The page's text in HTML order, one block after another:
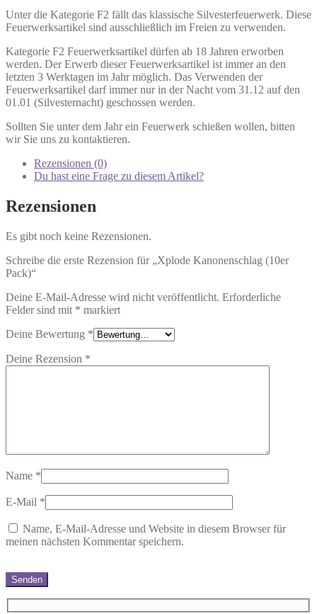
Unter die Kategorie F2 fällt das klassische Silvesterfeuerwerk. Diese
Feuerwerksartikel sind ausschließlich im Freien zu verwenden.
Kategorie F2 Feuerwerksartikel dürfen ab 18 Jahren erworben
werden. Der Erwerb dieser Feuerwerksartikel ist immer an den
letzten 3 Werktagen im Jahr möglich. Das Verwenden der
Feuerwerksartikel darf immer nur in der Nacht vom 31.12 auf den
01.01 (Silvesternacht) geschossen werden.
Sollten Sie unter dem Jahr ein Feuerwerk schießen wollen, bitten
wir Sie uns zu kontaktieren.
Rezensionen (0)
Du hast eine Frage zu diesem Artikel?
Rezensionen
Es gibt noch keine Rezensionen.
Schreibe die erste Rezension für „Xplode Kanonenschlag (10er
Pack)“
Deine E-Mail-Adresse wird nicht veröffentlicht. Erforderliche
Felder sind mit * markiert
Deine Bewertung *
Deine Rezension *
Name *
E-Mail *
Name, E-Mail-Adresse und Website in diesem Browser für
meinen nächsten Kommentar speichern.